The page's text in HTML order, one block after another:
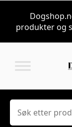
produkter og
Søk